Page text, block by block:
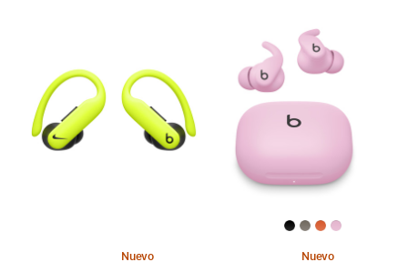
Nuevo Nuevo